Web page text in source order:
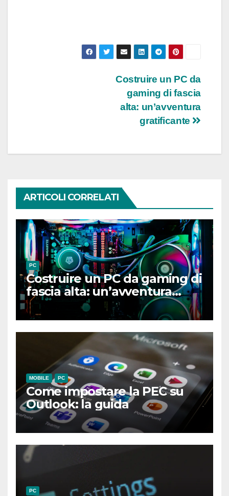
NavigazioneCostruire un PC da
gaming di fascia
alta: un’avventura
gratificante
ARTICOLI CORRELATI
PC
Costruire un PC da gaming di
fascia alta: un’avventura
gratificante
MOBILE PC
Come impostare la PEC su
Outlook: la guida
PC